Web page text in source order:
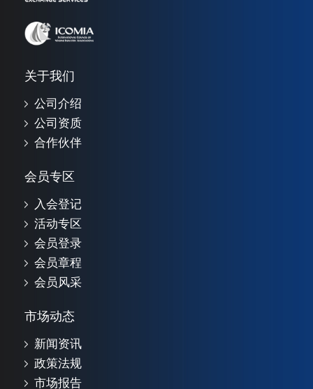
关于我们
公司介绍
公司资质
合作伙伴
会员专区
入会登记
活动专区
会员登录
会员章程
会员风采
市场动态
新闻资讯
政策法规
市场报告